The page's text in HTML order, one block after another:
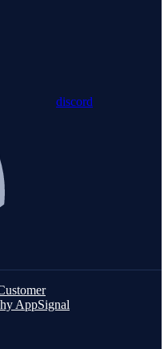
discord
AppSignal